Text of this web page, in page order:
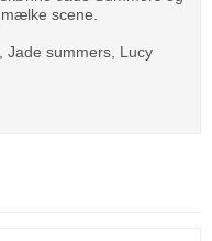
scene.
Jade summers, Lucy